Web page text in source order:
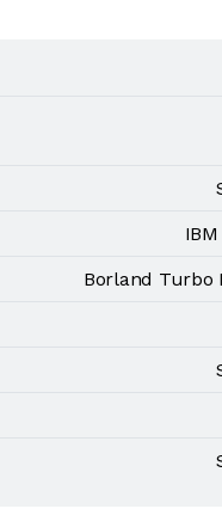
Borland Turbo